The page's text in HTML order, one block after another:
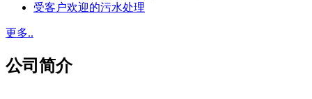
受客户欢迎的污水处理
更多..
公司简介